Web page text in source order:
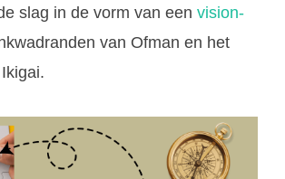
slag in de vorm van een vision-
van Ofman en het